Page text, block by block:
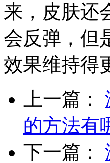
来，皮肤还
会反弹，但
效果维持得
上一篇：
的方法有
下一篇：